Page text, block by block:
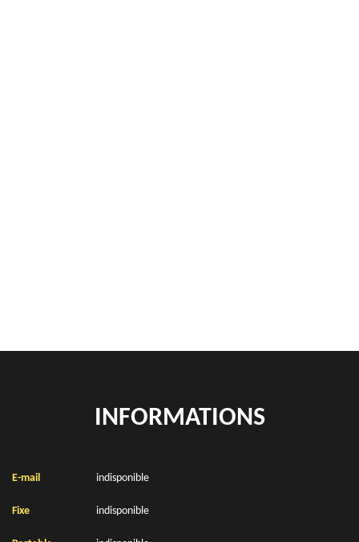
INFORMATIONS
E-mail indisponible
Fixe indisponible